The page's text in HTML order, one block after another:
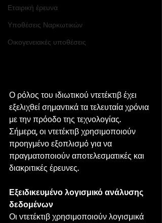
Εταιρική έρευνα
Υποθέσεις Ναρκωτικών
Οικογενειακές υποθέσεις
Ο ρόλος του ιδιωτικού ντετέκτιβ έχει
εξελιχθεί σημαντικά τα τελευταία χρόνια
με την πρόοδο της τεχνολογίας.
Σήμερα, οι ντετέκτιβ χρησιμοποιούν
προηγμένο εξοπλισμό για να
πραγματοποιούν αποτελεσματικές και
διακριτικές έρευνες.
Εξειδικευμένο λογισμικό ανάλυσης
δεδομένων
Οι ντετέκτιβ χρησιμοποιούν λογισμικά